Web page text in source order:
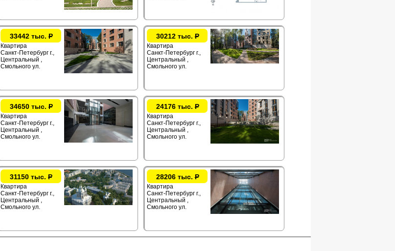
33442 тыс.Р
Квартира
Санкт-Петербург г.,
Центральный ,
Смольного ул.
30212 тыс.Р
Квартира
Санкт-Петербург г.,
Центральный ,
Смольного ул.
34650 тыс.Р
Квартира
Санкт-Петербург г.,
Центральный ,
Смольного ул.
24176 тыс.Р
Квартира
Санкт-Петербург г.,
Центральный ,
Смольного ул.
31150 тыс. Р
Квартира
Санкт-Петербург г.,
Центральный ,
Смольного ул.
28206 тыс.Р
Квартира
Санкт-Петербург г.,
Центральный ,
Смольного ул.